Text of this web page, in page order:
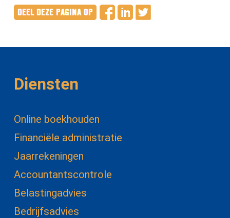
Diensten
Online boekhouden
Financiële administratie
Jaarrekeningen
Accountantscontrole
Belastingadvies
Bedrijfsadvies